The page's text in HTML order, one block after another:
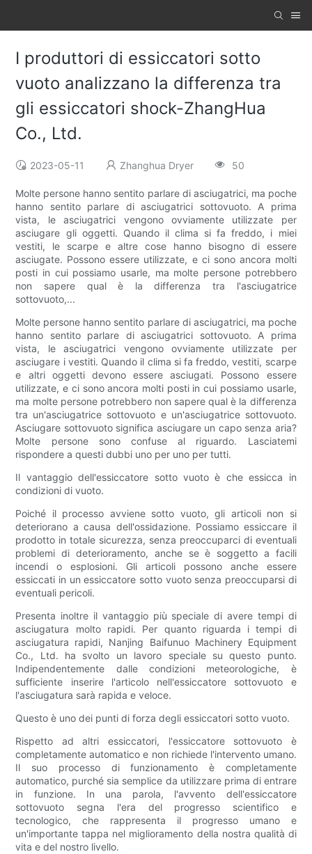
I produttori di essiccatori sotto
vuoto analizzano la differenza tra
gli essiccatori shock-ZhangHua
Co., Ltd.
2023-05-11 Zhanghua Dryer 50
Molte persone hanno sentito parlare di asciugatrici, ma poche
hanno sentito parlare di asciugatrici sottovuoto. A prima
vista, le asciugatrici vengono ovviamente utilizzate per
asciugare gli oggetti. Quando il clima si fa freddo, i miei
vestiti, le scarpe e altre cose hanno bisogno di essere
asciugate. Possono essere utilizzate, e ci sono ancora molti
posti in cui possiamo usarle, ma molte persone potrebbero
non sapere qual è la differenza tra l'asciugatrice
sottovuoto,...
Molte persone hanno sentito parlare di asciugatrici, ma poche
hanno sentito parlare di asciugatrici sottovuoto. A prima
vista, le asciugatrici vengono ovviamente utilizzate per
asciugare i vestiti. Quando il clima si fa freddo, vestiti, scarpe
e altri oggetti devono essere asciugati. Possono essere
utilizzate, e ci sono ancora molti posti in cui possiamo usarle,
ma molte persone potrebbero non sapere qual è la differenza
tra un'asciugatrice sottovuoto e un'asciugatrice sottovuoto.
Asciugare sottovuoto significa asciugare un capo senza aria?
Molte persone sono confuse al riguardo. Lasciatemi
rispondere a questi dubbi uno per uno per tutti.
Il vantaggio dell'essiccatore sotto vuoto è che essicca in
condizioni di vuoto.
Poiché il processo avviene sotto vuoto, gli articoli non si
deteriorano a causa dell'ossidazione. Possiamo essiccare il
prodotto in totale sicurezza, senza preoccuparci di eventuali
problemi di deterioramento, anche se è soggetto a facili
incendi o esplosioni. Gli articoli possono anche essere
essiccati in un essiccatore sotto vuoto senza preoccuparsi di
eventuali pericoli.
Presenta inoltre il vantaggio più speciale di avere tempi di
asciugatura molto rapidi. Per quanto riguarda i tempi di
asciugatura rapidi, Nanjing Baifunuo Machinery Equipment
Co., Ltd. ha svolto un lavoro speciale su questo punto.
Indipendentemente dalle condizioni meteorologiche, è
sufficiente inserire l'articolo nell'essiccatore sottovuoto e
l'asciugatura sarà rapida e veloce.
Questo è uno dei punti di forza degli essiccatori sotto vuoto.
Rispetto ad altri essiccatori, l'essiccatore sottovuoto è
completamente automatico e non richiede l'intervento umano.
Il suo processo di funzionamento è completamente
automatico, purché sia ​​semplice da utilizzare prima di entrare
in funzione. In una parola, l'avvento dell'essiccatore
sottovuoto segna l'era del progresso scientifico e
tecnologico, che rappresenta il progresso umano e
un'importante tappa nel miglioramento della nostra qualità di
vita e del nostro livello.